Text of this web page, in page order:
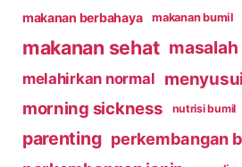
makanan berbahaya makanan bumil
makanan sehat
melahirkan normal menyusui
morning sickness nutrisi bumil
parenting perkembangan